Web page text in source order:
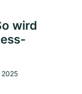
wird